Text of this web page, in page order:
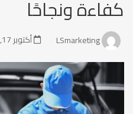
تتبّع
ذكية
لعمليات
كفاءة ونجاحًا
أكتوبر 17, 2025